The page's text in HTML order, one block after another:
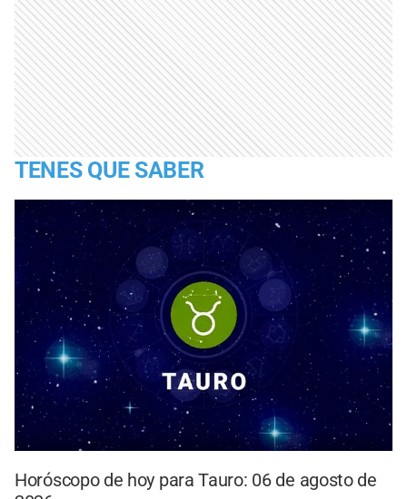
TENES QUE SABER
Horóscopo de hoy para Tauro: 06 de agosto de